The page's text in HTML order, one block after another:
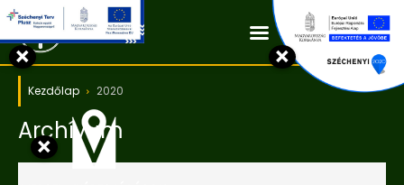
Kapcsolat
Kezdőlap 2020
Archívum
×
×
×